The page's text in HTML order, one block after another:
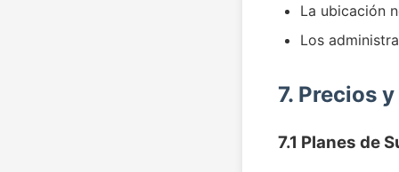
La ubicación
Los
7. Precios
7.1 Planes de